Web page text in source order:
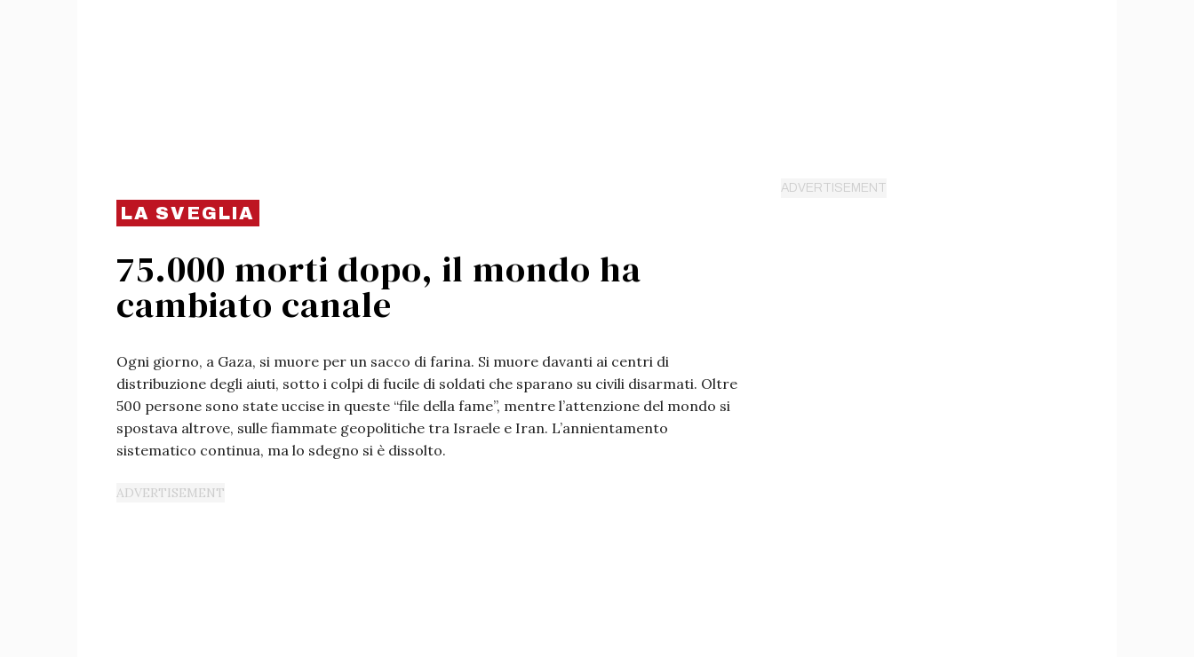
LA SVEGLIA
75.000 morti dopo, il mondo ha
cambiato canale
Ogni giorno, a Gaza, si muore per un sacco di farina. Si muore davanti ai centri di
distribuzione degli aiuti, sotto i colpi di fucile di soldati che sparano su civili disarmati. Oltre
500 persone sono state uccise in queste “file della fame”, mentre l’attenzione del mondo si
spostava altrove, sulle fiammate geopolitiche tra Israele e Iran. L’annientamento
sistematico continua, ma lo sdegno si è dissolto.